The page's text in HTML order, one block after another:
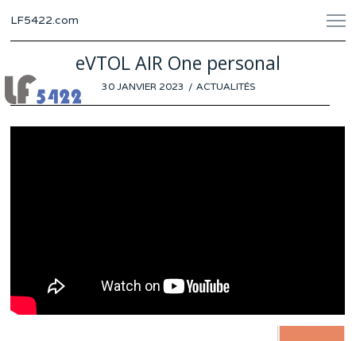
LF5422.com
eVTOL AIR One personal
POSTED
30 JANVIER 2023 26ACTUALITÉS